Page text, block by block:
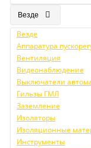
Везде
Везде
Аппаратура
Вентиляция
Видеонаблюдение
Выключатели
Гильзы ГМЛ
Заземление
Изоляторы
Изоляционные
Инструменты